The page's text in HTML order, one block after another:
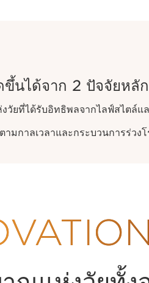
นได้จาก 2 ปัจจัยหลั
ได้รับอิทธิพลจากไลฟ์สไตล์แ
าลเวลาและกระบวนการร่วงโ